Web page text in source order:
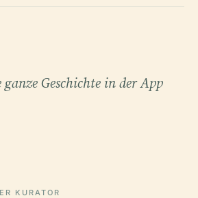
Geschichte in der App
KURATOR